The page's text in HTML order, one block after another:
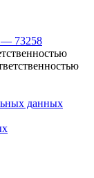
— 73258
данных